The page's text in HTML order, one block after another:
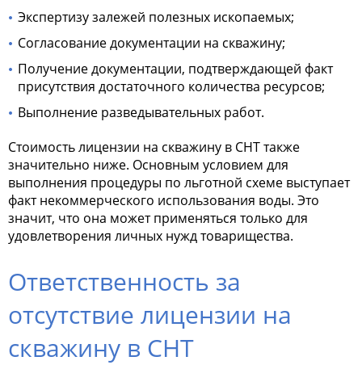
Экспертизу залежей полезных ископаемых;
Согласование документации на скважину;
Получение документации, подтверждающей факт
присутствия достаточного количества ресурсов;
Выполнение разведывательных работ.
Стоимость лицензии на скважину в СНТтакже
значительно ниже. Основным условием для
выполнения процедуры по льготной схеме выступает
факт некоммерческого использования воды. Это
значит, что она может применяться только для
удовлетворения личных нужд товарищества.
Ответственность за
отсутствие лицензии на
скважину в СНТ